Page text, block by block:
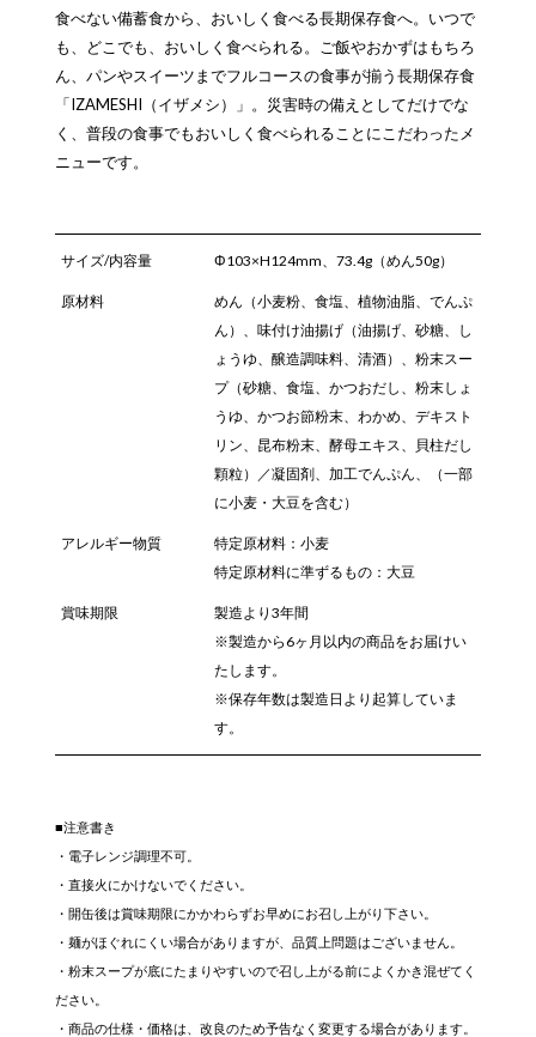
食べない備蓄食から、おいしく食べる長期保存食へ。いつで
も、どこでも、おいしく食べられる。ご飯やおかずはもちろ
ん、パンやスイーツまでフルコースの食事が揃う長期保存食
「IZAMESHI（イザメシ）」。災害時の備えとしてだけでな
く、普段の食事でもおいしく食べられることにこだわったメ
ニューです。
サイズ/内容量 Φ103×H124mm、73.4g（めん50g）
原材料
めん（小麦粉、食塩、植物油脂、でんぷ
ん）、味付け油揚げ（油揚げ、砂糖、し
ょうゆ、醸造調味料、清酒）、粉末スー
プ（砂糖、食塩、かつおだし、粉末しょ
うゆ、かつお節粉末、わかめ、デキスト
リン、昆布粉末、酵母エキス、貝柱だし
顆粒）／凝固剤、加工でんぷん、（一部
に小麦・大豆を含む）
アレルギー物質
特定原材料：小麦
特定原材料に準ずるもの：大豆
賞味期限
製造より3年間
※製造から6ヶ月以内の商品をお届けい
たします。
※保存年数は製造日より起算していま
す。
■注意書き
・電子レンジ調理不可。
・直接火にかけないでください。
・開缶後は賞味期限にかかわらずお早めにお召し上がり下さい。
・麺がほぐれにくい場合がありますが、品質上問題はございません。
・粉末スープが底にたまりやすいので召し上がる前によくかき混ぜてく
ださい。
・商品の仕様・価格は、改良のため予告なく変更する場合があります。